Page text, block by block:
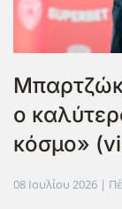
ο
κόσμο»
08 Ιουλίου 2026 |